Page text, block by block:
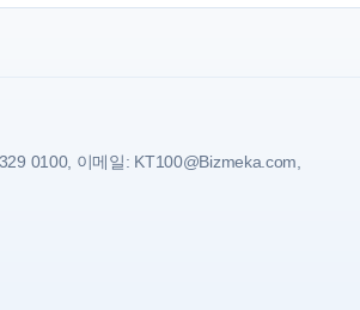
0100, 이메일: KT100@Bizmeka.com,